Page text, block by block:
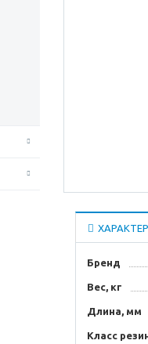
Бренд
Вес, кг
Длина, мм
Класс